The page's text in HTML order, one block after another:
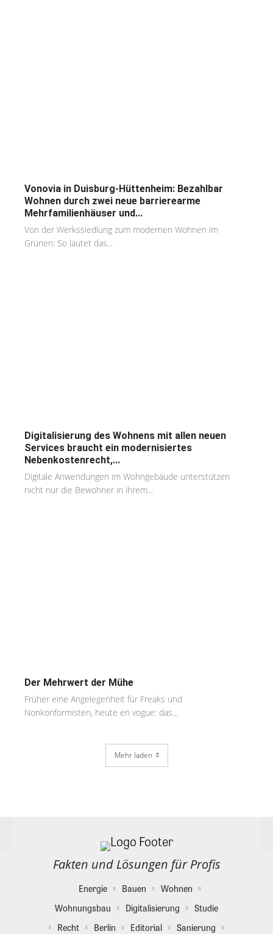
Vonovia in Duisburg-Hüttenheim: Bezahlbar
Wohnen durch zwei neue barrierearme
Mehrfamilienhäuser und...
Von der Werkssiedlung zum modernen Wohnen im
Grünen: So lautet das...
Digitalisierung des Wohnens mit allen neuen
Services braucht ein modernisiertes
Nebenkostenrecht,...
Digitale Anwendungen im Wohngebäude unterstützen
nicht nur die Bewohner in ihrem...
Der Mehrwert der Mühe
Früher eine Angelegenheit für Freaks und
Nonkonformisten, heute en vogue: das...
Mehr laden
Fakten und Lösungen für Profis
Energie Bauen
Wohnen
Wohnungsbau
Digitalisierung
Studie
Recht
Berlin Editorial
Sanierung